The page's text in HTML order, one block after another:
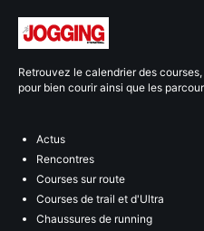
Retrouvez le calendrier des
pour bien courir ainsi que les
Actus
Rencontres
Courses sur route
Courses de trail et d'Ultra
Chaussures de running